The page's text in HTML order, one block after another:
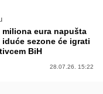
miliona eura napušta
iduće sezone će igrati
BiH
28.07.26. 15:22